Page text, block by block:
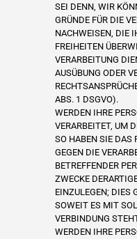
SEI DENN, WIR
GRÜNDE FÜR DIE
NACHWEISEN, DIE
FREIHEITEN
VERARBEITUNG
AUSÜBUNG ODER
ABS. 1 DSGVO).
WERDEN IHRE
VERARBEITET, UM
SO HABEN SIE DAS
GEGEN DIE
BETREFFENDER
ZWECKE
EINZULEGEN; DIES
SOWEIT ES MIT
VERBINDUNG
WERDEN IHRE